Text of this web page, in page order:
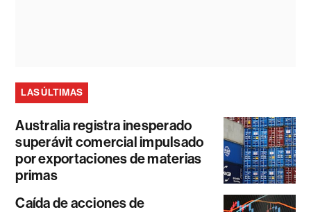
LAS ÚLTIMAS
Australia registra inesperado
superávit comercial impulsado
por exportaciones de materias
primas
Caída de acciones de